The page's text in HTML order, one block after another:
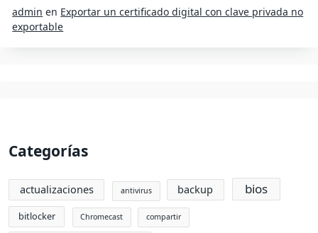
admin en Exportar un certificado digital con clave privada no
exportable
Categorías
actualizaciones antivirus backup bios
bitlocker Chromecast compartir